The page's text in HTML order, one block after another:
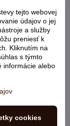
zákazníci:
tejto webovej
údajov o jej
a služby
preniesť k
Kliknutím na
s týmto
informácie alebo
cookies